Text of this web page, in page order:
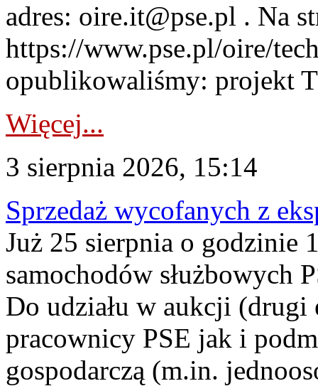
adres: oire.it@pse.pl . Na
https://www.pse.pl/oire/
opublikowaliśmy: projekt
Więcej...
3 sierpnia 2026, 15:14
Sprzedaż wycofanych z
Już 25 sierpnia o godzinie
samochodów służbowych
Do udziału w aukcji (drugi
pracownicy PSE jak i
gospodarczą (m.in.